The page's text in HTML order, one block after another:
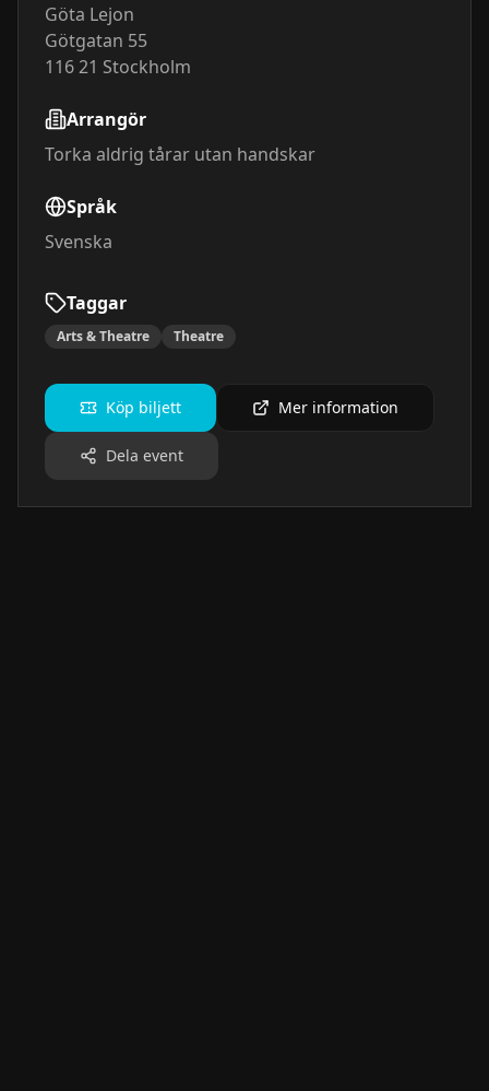
Göta Lejon
Götgatan 55
116 21 Stockholm
Arrangör
Torka aldrig tårar utan handskar
Språk
Svenska
Taggar
Arts & Theatre Theatre
Köp biljett Mer information
Dela event